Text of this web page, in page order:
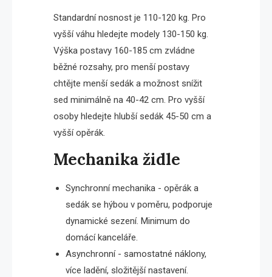
Standardní nosnost je 110-120 kg. Pro
vyšší váhu hledejte modely 130-150 kg.
Výška postavy 160-185 cm zvládne
běžné rozsahy, pro menší postavy
chtějte menší sedák a možnost snížit
sed minimálně na 40-42 cm. Pro vyšší
osoby hledejte hlubší sedák 45-50 cm a
vyšší opěrák.
Mechanika židle
Synchronní mechanika - opěrák a
sedák se hýbou v poměru, podporuje
dynamické sezení. Minimum do
domácí kanceláře.
Asynchronní - samostatné náklony,
více ladění, složitější nastavení.